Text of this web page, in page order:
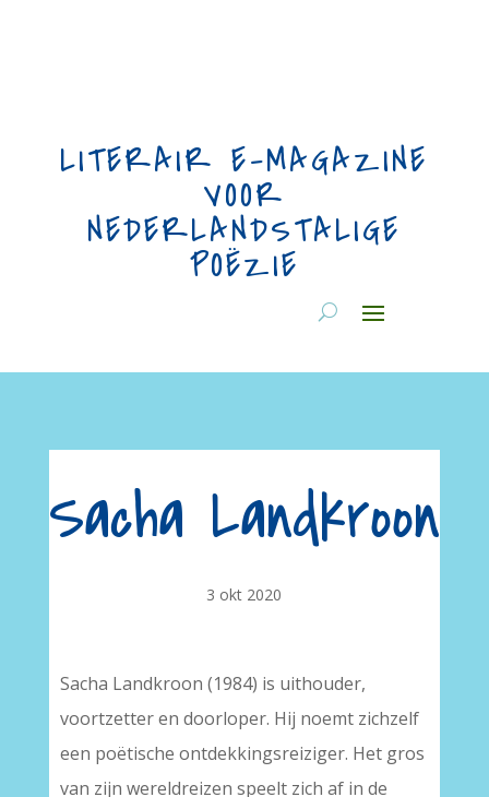
LITERAIR E-MAGAZINE
VOOR
NEDERLANDSTALIGE
POËZIE
Sacha Landkroon
3 okt 2020
Sacha Landkroon (1984) is uithouder,
voortzetter en doorloper. Hij noemt zichzelf
een poëtische ontdekkingsreiziger. Het gros
van zijn wereldreizen speelt zich af in de